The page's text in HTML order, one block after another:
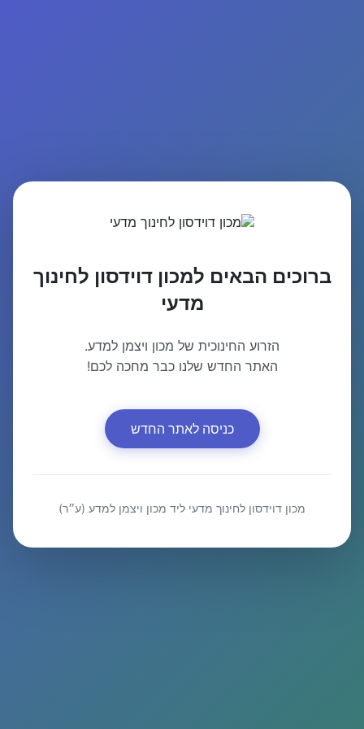
ברוכים הבאים למכון דוידסון לחינוך
מדעי
הזרוע החינוכית של מכון ויצמן למדע.
האתר החדש שלנו כבר מחכה לכם!
כניסה לאתר החדש
מכון דוידסון לחינוך מדעי ליד מכון ויצמן למדע (ע״ר)